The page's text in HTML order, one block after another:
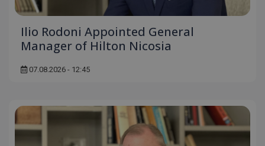
Ilio Rodoni Appointed General
Manager of Hilton Nicosia
07.08.2026 - 12:45
.lifenewscy.tothemaonline.com
ASP.NET_SessionId
Microsoft Corporation